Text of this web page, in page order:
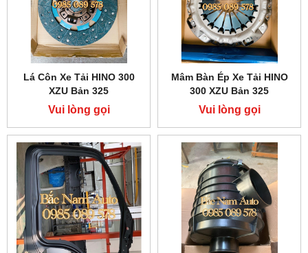
Lá Côn Xe Tải HINO 300
XZU Bản 325
Vui lòng gọi
Mâm Bàn Ép Xe Tải HINO
300 XZU Bản 325
Vui lòng gọi